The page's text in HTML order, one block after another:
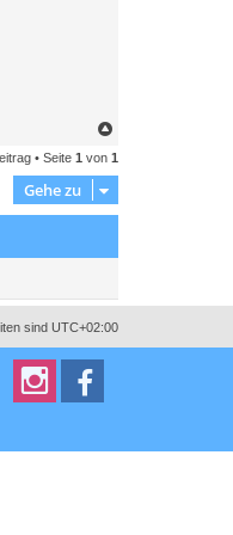
c
h
b
• Seite 1 von 1
Gehe zu
sind UTC+02:00